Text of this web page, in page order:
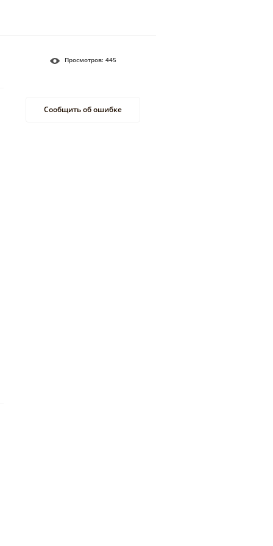
Просмотров: 445
Сообщить об ошибке